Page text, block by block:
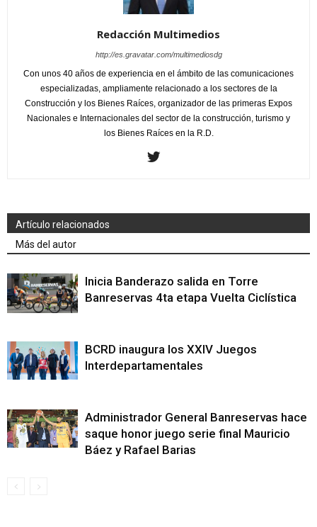
Redacción Multimedios
http://es.gravatar.com/multimediosdg
Con unos 40 años de experiencia en el ámbito de las comunicaciones
especializadas, ampliamente relacionado a los sectores de la
Construcción y los Bienes Raíces, organizador de las primeras Expos
Nacionales e Internacionales del sector de la construcción, turismo y
los Bienes Raíces en la R.D.
Artículo relacionados
Más del autor
Inicia Banderazo salida en Torre
Banreservas 4ta etapa Vuelta Ciclística
BCRD inaugura los XXIV Juegos
Interdepartamentales
Administrador General Banreservas hace
saque honor juego serie final Mauricio
Báez y Rafael Barias